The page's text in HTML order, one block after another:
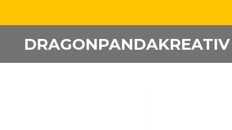
springen
DRAGONPANDAKREATIV